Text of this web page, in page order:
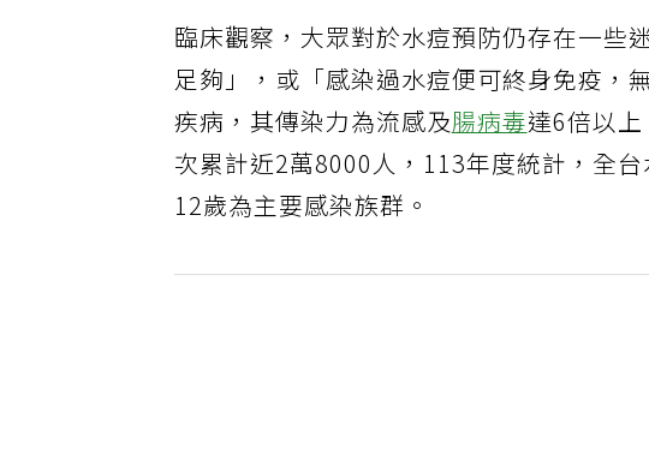
臨床觀察，大眾對於水痘預防仍存在一些
足夠」，或「感染過水痘便可終身免疫，
疾病，其傳染力為流感及腸病毒達6倍以
次累計近2萬8000人，113年度統計，全
12歲為主要感染族群。